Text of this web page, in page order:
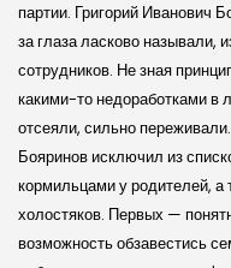
партии. Григорий Иванович
за глаза ласково называли,
сотрудников. Не зная
какими-то недоработками в
отсеяли, сильно
Бояринов исключил из
кормильцами у родителей,
холостяков. Первых —
возможность обзавестись